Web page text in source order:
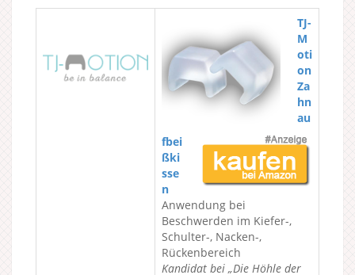
TJ-
M
oti
on
Za
hn
au
fbei
ßki
sse
n
Anwendung bei
Beschwerden im Kiefer-,
Schulter-, Nacken-,
Rückenbereich
Kandidat bei „Die Höhle der